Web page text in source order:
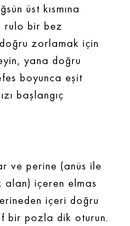
üst kısmına
rulo bir bez
zorlamak için
yana doğru
boyunca eşit
başlangıç
ve perine (anüs ile
alan) içeren elmas
içeri doğru
bir pozla dik oturun.